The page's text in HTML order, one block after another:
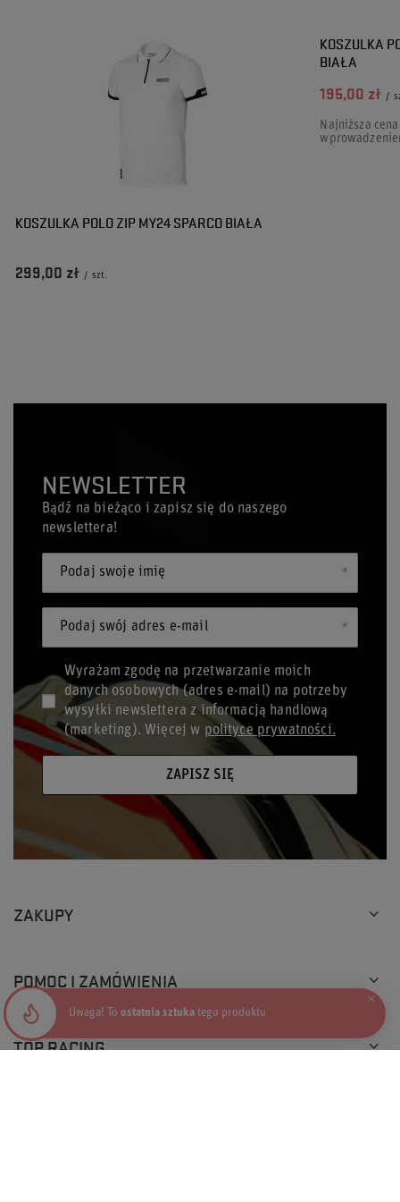
KOSZULKA POLO ZIP MY24 SPARCO BIAŁA
299,00 zł / szt.
KOSZULKA
BIAŁA
195,00 zł /
Najniższa
NEWSLETTER
Bądź na bieżąco i zapisz się do naszego
newslettera!
Podaj swoje imię
Podaj swój adres e-mail
Wyrażam zgodę na przetwarzanie moich
danych osobowych (adres e-mail) na potrzeby
wysyłki newslettera z informacją handlową
(marketing). Więcej w polityce prywatności.
ZAPISZ SIĘ
ZAKUPY
POMOC I ZAMÓWIENIA
TOP RACING
Uwaga! Toostatnia sztukatego produktu
×